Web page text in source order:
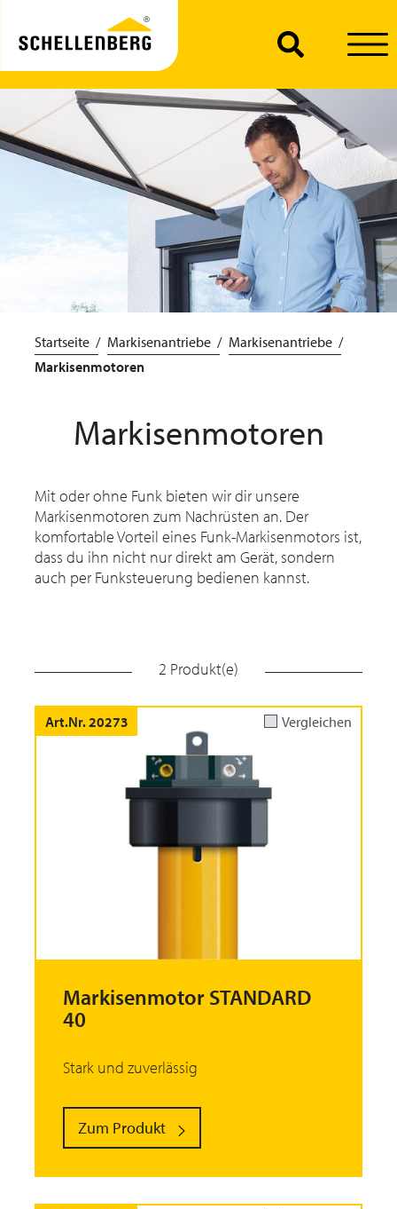
Startseite Markisenantriebe
Markisenantriebe
Markisenmotoren
Markisenmotoren
Mit oder ohne Funk bieten wir dir unsere
Markisenmotoren zum Nachrüsten an. Der
komfortable Vorteil eines Funk-Markisenmotors ist,
dass du ihn nicht nur direkt am Gerät, sondern
auch per Funksteuerung bedienen kannst.
2 Produkt(e)
Art.Nr. 20273 Vergleichen
Markisenmotor STANDARD
40
Stark und zuverlässig
Zum Produkt